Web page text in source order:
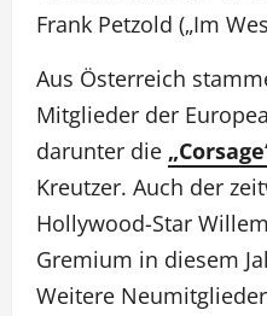
Frank Petzold („Im
Aus Österreich
Mitglieder der
darunter die
Kreutzer. Auch der
Hollywood-Star
Gremium in diesem
Weitere